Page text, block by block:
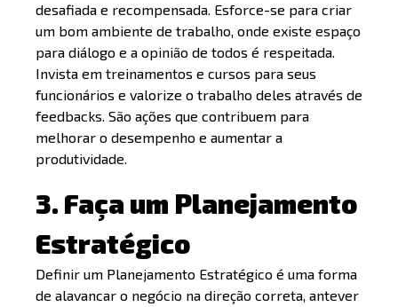
desafiada e recompensada. Esforce-se para criar
um bom ambiente de trabalho, onde existe espaço
para diálogo e a opinião de todos é respeitada.
Invista em treinamentos e cursos para seus
funcionários e valorize o trabalho deles através de
feedbacks. São ações que contribuem para
melhorar o desempenho e aumentar a
produtividade.
3. Faça um Planejamento
Estratégico
Definir um Planejamento Estratégico é uma forma
de alavancar o negócio na direção correta, antever